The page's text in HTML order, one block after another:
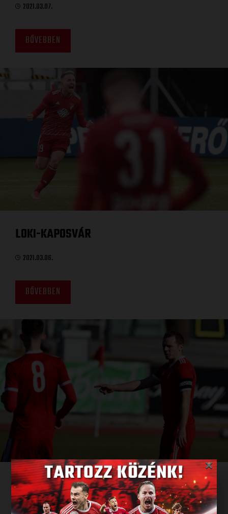
2021.03.07.
BŐVEBBEN
LOKI-KAPOSVÁR
2021.03.06.
BŐVEBBEN
DVSC II:GYŐZELEM A TAVASZI
NYITÁNYON
×